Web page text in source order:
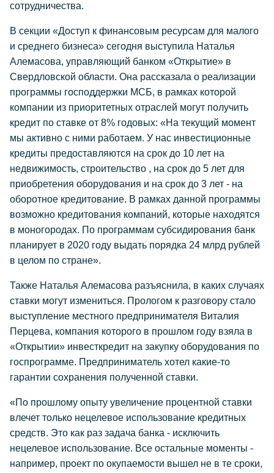
сотрудничества.
В секции «Доступ к финансовым ресурсам для малого
и среднего бизнеса» сегодня выступила Наталья
Алемасова, управляющий банком «Открытие» в
Свердловской области. Она рассказала о реализации
программы господдержки МСБ, в рамках которой
компании из приоритетных отраслей могут получить
кредит по ставке от 8% годовых: «На текущий момент
мы активно с ними работаем. У нас инвестиционные
кредиты предоставляются на срок до 10 лет на
недвижимость, строительство , на срок до 5 лет для
приобретения оборудования и на срок до 3 лет - на
оборотное кредитование. В рамках данной программы
возможно кредитования компаний, которые находятся
в моногородах. По программам субсидирования банк
планирует в 2020 году выдать порядка 24 млрд рублей
в целом по стране».
Также Наталья Алемасова разъяснила, в каких случаях
ставки могут измениться. Прологом к разговору стало
выступление местного предпринимателя Виталия
Перцева, компания которого в прошлом году взяла в
«Открытии» инвесткредит на закупку оборудования по
госпрограмме. Предприниматель хотел какие-то
гарантии сохранения полученной ставки.
«По прошлому опыту увеличение процентной ставки
влечет только нецелевое использование кредитных
средств. Это как раз задача банка - исключить
нецелевое использование. Все остальные моменты -
например, проект по окупаемости вышел не в те сроки,